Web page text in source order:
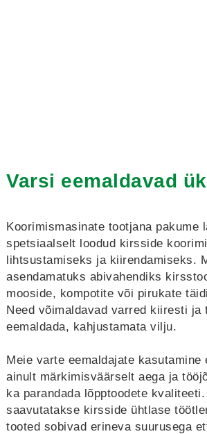
Varsi eemaldavad
Koorimismasinate tootjana pakume
spetsiaalselt loodud kirsside
lihtsustamiseks ja kiirendamiseks.
asendamatuks abivahendiks
mooside, kompotite või pirukate
Need võimaldavad varred kiiresti ja
eemaldada, kahjustamata vilju.
Meie varte eemaldajate kasutamine
ainult märkimisväärselt aega ja
ka parandada lõpptoodete
saavutatakse kirsside ühtlase
tooted sobivad erineva suurusega